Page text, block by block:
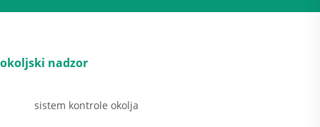
okoljski nadzor
sistem kontrole okolja